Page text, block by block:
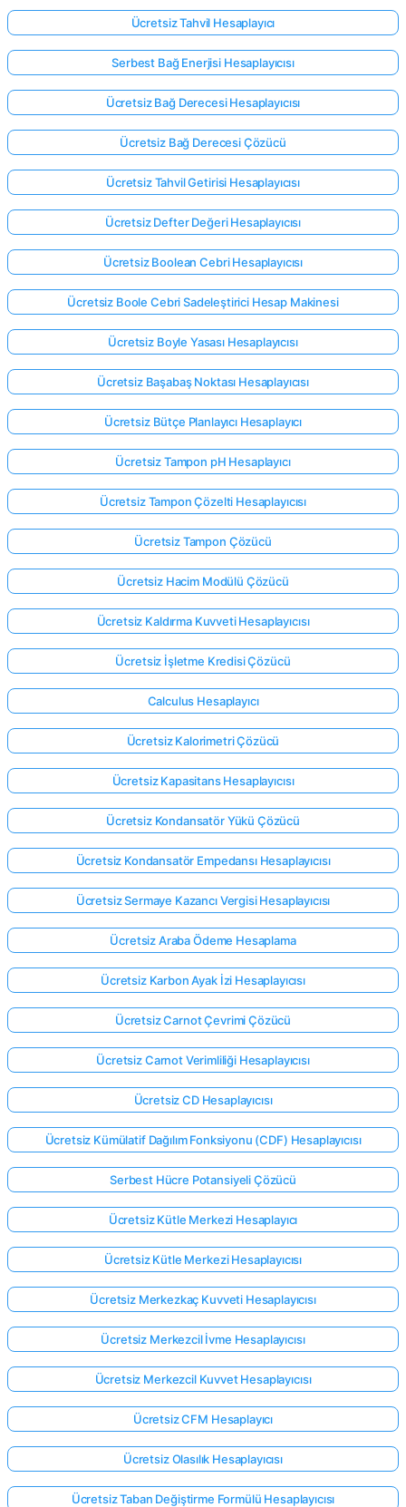
Soru
Yok
Sorun
Ücretsiz Tahvil Hesaplayıcı
Serbest Bağ Enerjisi Hesaplayıcısı
Ücretsiz Bağ Derecesi Hesaplayıcısı
Ücretsiz Bağ Derecesi Çözücü
Ücretsiz Tahvil Getirisi Hesaplayıcısı
Ücretsiz Defter Değeri Hesaplayıcısı
Ücretsiz Boolean Cebri Hesaplayıcısı
Ücretsiz Boole Cebri Sadeleştirici Hesap Makinesi
Ücretsiz Boyle Yasası Hesaplayıcısı
Ücretsiz Başabaş Noktası Hesaplayıcısı
Ücretsiz Bütçe Planlayıcı Hesaplayıcı
Ücretsiz Tampon pH Hesaplayıcı
Ücretsiz Tampon Çözelti Hesaplayıcısı
Ücretsiz Tampon Çözücü
Ücretsiz Hacim Modülü Çözücü
Ücretsiz Kaldırma Kuvveti Hesaplayıcısı
Ücretsiz İşletme Kredisi Çözücü
Calculus Hesaplayıcı
Ücretsiz Kalorimetri Çözücü
Ücretsiz Kapasitans Hesaplayıcısı
Ücretsiz Kondansatör Yükü Çözücü
Ücretsiz Kondansatör Empedansı Hesaplayıcısı
Ücretsiz Sermaye Kazancı Vergisi Hesaplayıcısı
Ücretsiz Araba Ödeme Hesaplama
Ücretsiz Karbon Ayak İzi Hesaplayıcısı
Ücretsiz Carnot Çevrimi Çözücü
Ücretsiz Carnot Verimliliği Hesaplayıcısı
Ücretsiz CD Hesaplayıcısı
Ücretsiz Kümülatif Dağılım Fonksiyonu (CDF) Hesaplayıcısı
Serbest Hücre Potansiyeli Çözücü
Ücretsiz Kütle Merkezi Hesaplayıcı
Ücretsiz Kütle Merkezi Hesaplayıcısı
Ücretsiz Merkezkaç Kuvveti Hesaplayıcısı
Ücretsiz Merkezcil İvme Hesaplayıcısı
Ücretsiz Merkezcil Kuvvet Hesaplayıcısı
Ücretsiz CFM Hesaplayıcı
Ücretsiz Olasılık Hesaplayıcısı
Ücretsiz Taban Değiştirme Formülü Hesaplayıcısı